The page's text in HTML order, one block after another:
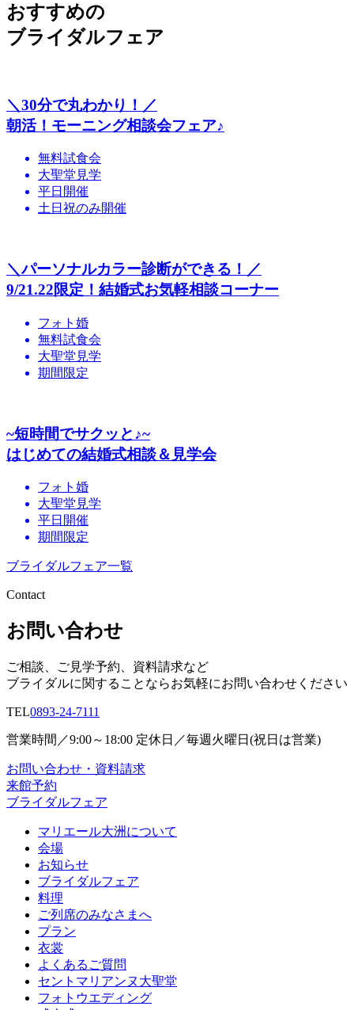
おすすめの
ブライダルフェア
＼30分で丸わかり！／
朝活！モーニング相談会フェア♪
無料試食会
大聖堂見学
平日開催
土日祝のみ開催
＼パーソナルカラー診断ができる！／
9/21.22限定！結婚式お気軽相談コーナー
フォト婚
無料試食会
大聖堂見学
期間限定
~短時間でサクッと♪~
はじめての結婚式相談＆見学会
フォト婚
大聖堂見学
平日開催
期間限定
ブライダルフェア一覧
Contact
お問い合わせ
ご相談、ご見学予約、資料請求など
ブライダルに関することならお気軽にお問い合わせください
TEL0893-24-7111
営業時間／9:00～18:00 定休日／毎週火曜日(祝日は営業)
お問い合わせ・資料請求
来館予約
ブライダルフェア
マリエール大洲について
会場
お知らせ
ブライダルフェア
料理
ご列席のみなさまへ
プラン
衣裳
よくあるご質問
セントマリアンヌ大聖堂
フォトウエディング